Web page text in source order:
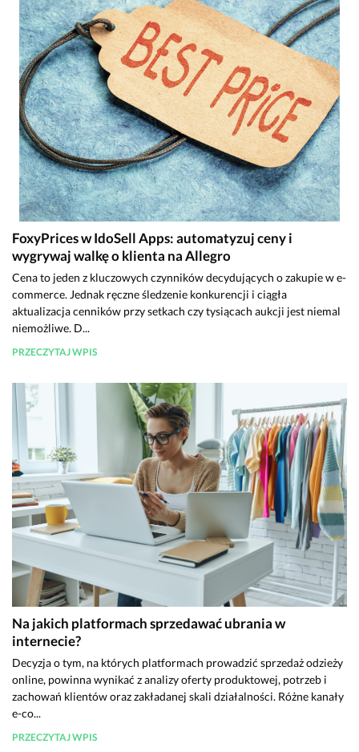
FoxyPrices w IdoSell Apps: automatyzuj ceny i
wygrywaj walkę o klienta na Allegro
Cena to jeden z kluczowych czynników decydujących o zakupie w e-
commerce. Jednak ręczne śledzenie konkurencji i ciągła
aktualizacja cenników przy setkach czy tysiącach aukcji jest niemal
niemożliwe. D...
PRZECZYTAJ WPIS
Na jakich platformach sprzedawać ubrania w
internecie?
Decyzja o tym, na których platformach prowadzić sprzedaż odzieży
online, powinna wynikać z analizy oferty produktowej, potrzeb i
zachowań klientów oraz zakładanej skali działalności. Różne kanały
e-co...
PRZECZYTAJ WPIS